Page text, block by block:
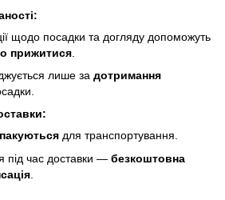
щодо посадки та догляду допоможуть
прижитися
лише за дотримання
для транспортування.
під час доставки — безкоштовна